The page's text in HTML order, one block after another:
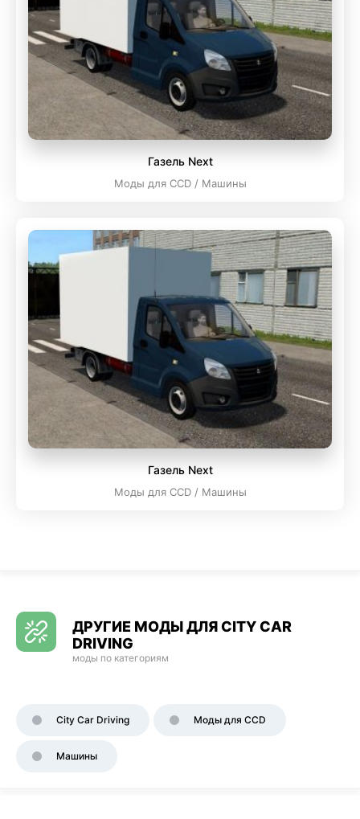
Газель Next
Моды для CCD / Машины
Газель Next
Моды для CCD / Машины
ДРУГИЕ МОДЫ ДЛЯ CITY CAR
DRIVING
моды по категориям
City Car Driving Моды для CCD
Машины